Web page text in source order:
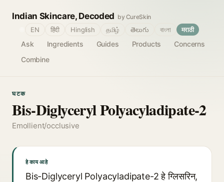
Indian Skincare, Decoded by CureSkin
Ask Ingredients Guides Products
Concerns
Combine
EN हिंदी Hinglish தமிழ் తెలుగు বাংলা मराठी
घटक
Bis-Diglyceryl Polyacyladipate-2
Emollient/occlusive
हे काय आहे
Bis-Diglyceryl Polyacyladipate-2 हे ग्लिसरिन,